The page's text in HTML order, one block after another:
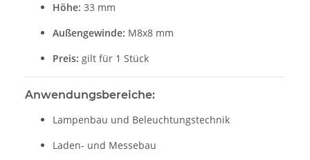
Höhe: 33 mm
Außengewinde: M8x8 mm
Preis: gilt für 1 Stück
Anwendungsbereiche:
Lampenbau und Beleuchtungstechnik
Laden- und Messebau